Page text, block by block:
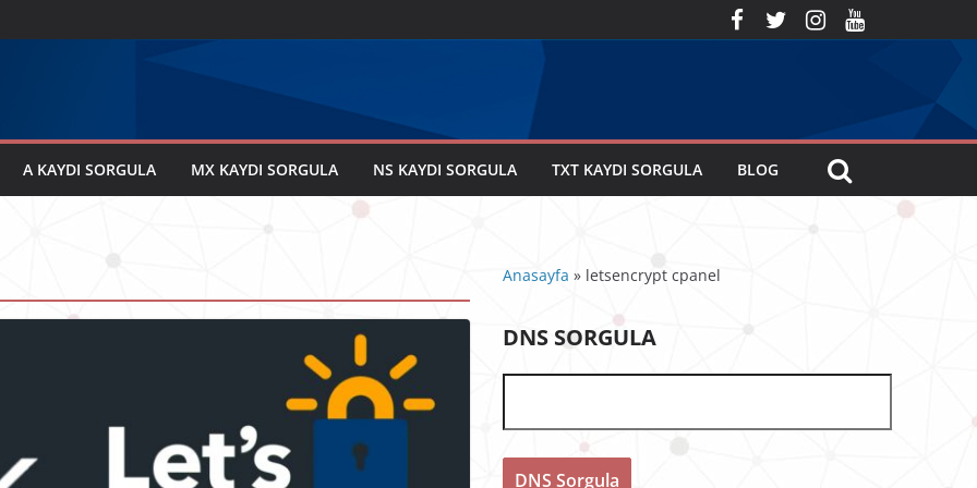
A KAYDI SORGULA MX KAYDI SORGULA NS KAYDI SORGULA TXT KAYDI SORGULA BLOG
Anasayfa » letsencrypt cpanel
DNS SORGULA